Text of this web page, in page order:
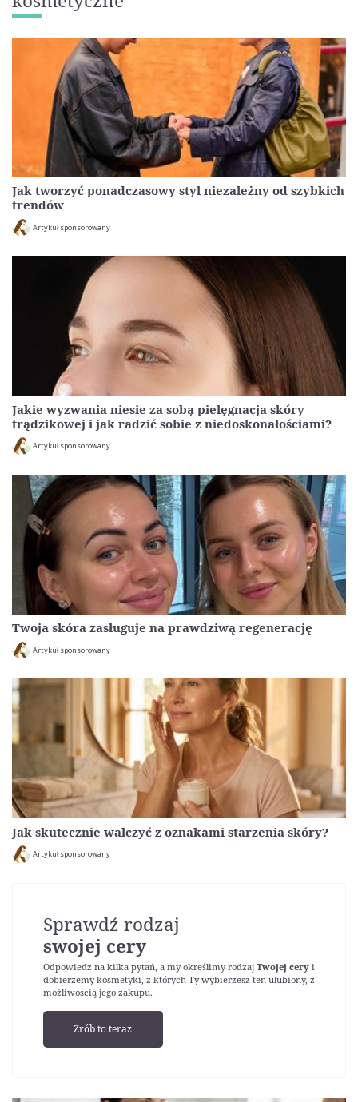
Jak tworzyć ponadczasowy styl niezależny od szybkich
trendów
Artykuł sponsorowany
Jakie wyzwania niesie za sobą pielęgnacja skóry
trądzikowej i jak radzić sobie z niedoskonałościami?
Artykuł sponsorowany
Twoja skóra zasługuje na prawdziwą regenerację
Artykuł sponsorowany
Jak skutecznie walczyć z oznakami starzenia skóry?
Artykuł sponsorowany
Sprawdź rodzaj
swojej cery
Odpowiedz na kilka pytań, a my określimy rodzaj Twojej ceryi
dobierzemy kosmetyki, z których Ty wybierzesz ten ulubiony, z
możliwością jego zakupu.
Zrób to teraz